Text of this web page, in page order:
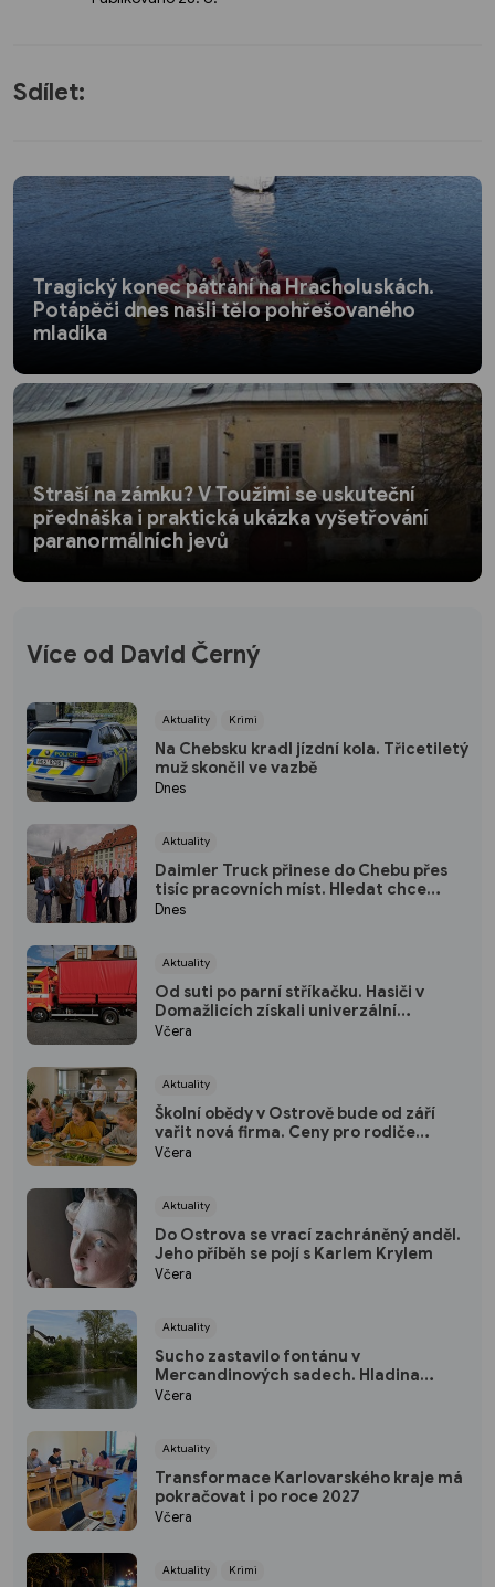
Sdílet:
Tragický konec pátrání na Hracholuskách.
Potápěči dnes našli tělo pohřešovaného
mladíka
Straší na zámku? V Toužimi se uskuteční
přednáška i praktická ukázka vyšetřování
paranormálních jevů
Více od David Černý
Aktuality Krimi
Na Chebsku kradl jízdní kola. Třicetiletý
muž skončil ve vazbě
Dnes
Aktuality
Daimler Truck přinese do Chebu přes
tisíc pracovních míst. Hledat chce
hlavně lidi z regionu
Dnes
Aktuality
Od suti po parní stříkačku. Hasiči v
Domažlicích získali univerzální
kontejner
Včera
Aktuality
Školní obědy v Ostrově bude od září
vařit nová firma. Ceny pro rodiče
zůstávají stejné
Včera
Aktuality
Do Ostrova se vrací zachráněný anděl.
Jeho příběh se pojí s Karlem Krylem
Včera
Aktuality
Sucho zastavilo fontánu v
Mercandinových sadech. Hladina
rybníka výrazně klesla
Včera
Aktuality
Transformace Karlovarského kraje má
pokračovat i po roce 2027
Včera
Aktuality Krimi